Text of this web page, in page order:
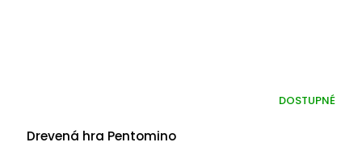
Drevená hra Pentomino
DOSTUPNÉ